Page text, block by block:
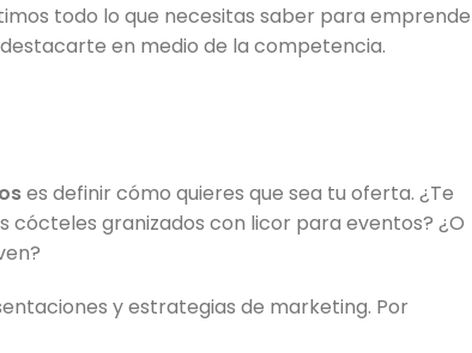
todo lo que necesitas saber para
en medio de la competencia.
es definir cómo quieres que sea tu oferta. ¿Te
granizados con licor para eventos? ¿O
y estrategias de marketing. Por